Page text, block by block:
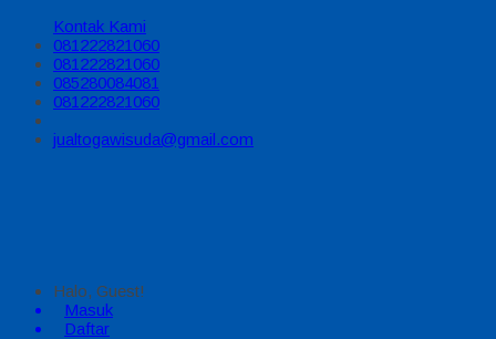
Kontak Kami
081222821060
081222821060
085280084081
081222821060
jualtogawisuda@gmail.com
Halo, Guest!
Masuk
Daftar